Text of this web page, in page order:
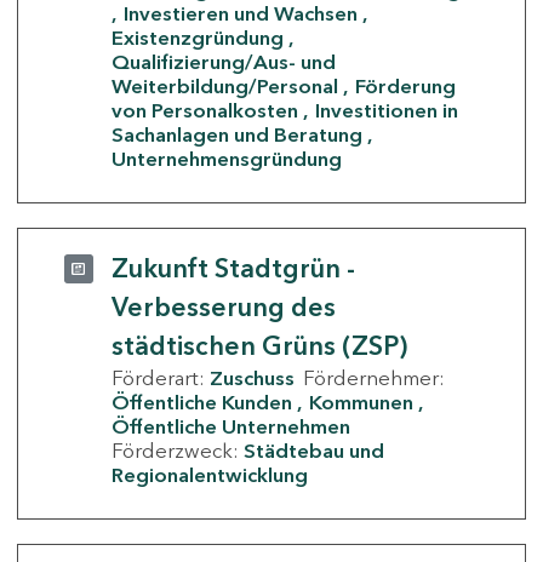
Investieren und Wachsen
Existenzgründung
Qualifizierung/Aus- und
Weiterbildung/Personal
Förderung
von Personalkosten
Investitionen in
Sachanlagen und Beratung
Unternehmensgründung
Zukunft Stadtgrün -
Verbesserung des
städtischen Grüns (ZSP)
Förderart: Zuschuss Fördernehmer:
Öffentliche Kunden
Kommunen
Öffentliche Unternehmen
Förderzweck: Städtebau und
Regionalentwicklung